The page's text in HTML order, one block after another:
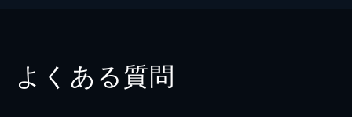
よくある質問